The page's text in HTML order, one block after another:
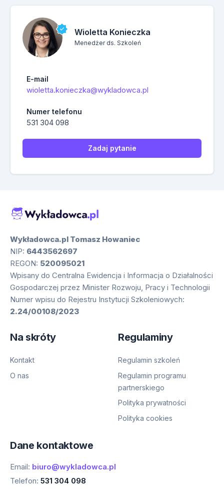
Wioletta Konieczka
Menedżer ds. Szkoleń
E-mail
wioletta.konieczka@wykladowca.pl
Numer telefonu
531 304 098
Zadaj pytanie
Wykładowca.pl Tomasz Howaniec
NIP: 6443562697
REGON: 520095021
Wpisany do Centralna Ewidencja i Informacja o Działalności
Gospodarczej przez Minister Rozwoju, Pracy i Technologii
Numer wpisu do Rejestru Instytucji Szkoleniowych:
2.24/00108/2023
Na skróty
Kontakt
O nas
Regulaminy
Regulamin szkoleń
Regulamin programu
partnerskiego
Polityka prywatności
Polityka cookies
Dane kontaktowe
Email: biuro@wykladowca.pl
Telefon: 531 304 098